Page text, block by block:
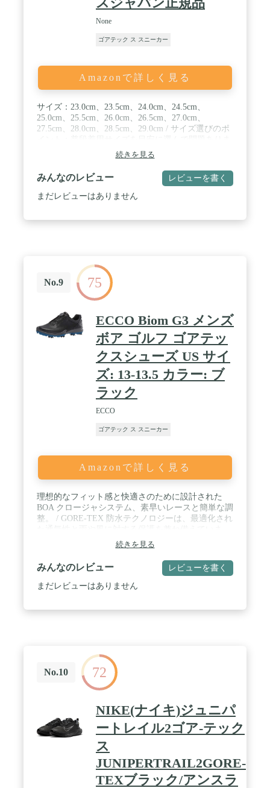
None
ゴアテック ス スニーカー
Amazonで詳しく見る
サイズ：23.0cm、23.5cm、24.0cm、24.5cm、
25.0cm、25.5cm、26.0cm、26.5cm、27.0cm、
27.5cm、28.0cm、28.5cm、29.0cm / サイズ選びのポ
せんが、厚手の靴下とあわせるなら0.5cmサイズア
ップをオススメします。 / カラー：コアブラック、
ホワイト / 生産国：中国
続きを見る
みんなのレビュー レビューを書く
まだレビューはありません
No.9 75
ECCO Biom G3 メンズ
ボア ゴルフ ゴアテッ
クスシューズ US サイ
ズ: 13-13.5 カラー: ブ
ラック
ECCO
ゴアテック ス スニーカー
Amazonで詳しく見る
理想的なフィット感と快適さのために設計された
BOA クロージャシステム、素早いレースと簡単な調
整。 / GORE-TEX 防水テクノロジーは、最適化され
す。 / BIOM NATURAL MOTIONテクノロジーによ
り、解剖学的なラストを使用してプレーヤーを地面
に近づけられます。 / YAK レザーアッパー、非常に
丈夫で軽量。 / ZARMA-TOURスパイクトラクショ
ン。 つま先の回転ラインやハイブリッドクリートを
続きを見る
みんなのレビュー レビューを書く
まだレビューはありません
No.10 72
NIKE(ナイキ)ジュニパ
ートレイル2ゴア-テック
ス
JUNIPERTRAIL2GORE-
TEXブラック/アンスラ